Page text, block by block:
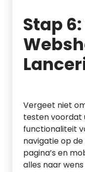
Stap
Vergeet niet
testen voordat
functionaliteit
navigatie op
pagina’s en
alles naar